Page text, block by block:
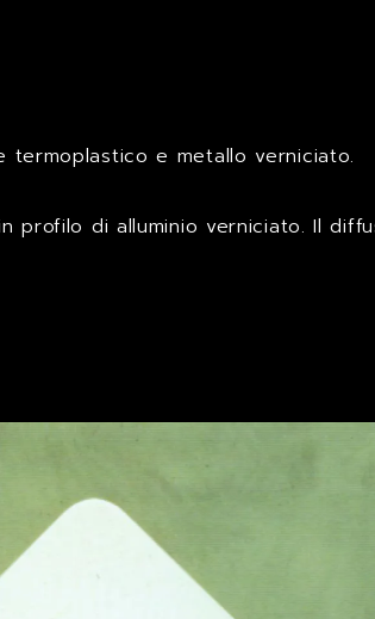
termoplastico e metallo verniciato.
di alluminio verniciato. Il